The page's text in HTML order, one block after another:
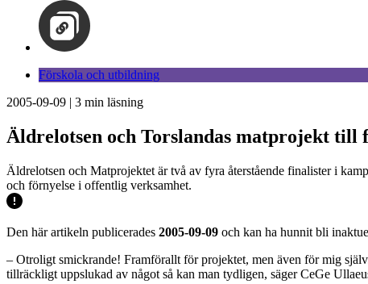
Förskola och utbildning
2005-09-09 | 3 min läsning
Äldrelotsen och Torslandas matprojekt till
Äldrelotsen och Matprojektet är två av fyra återstående finalister i
och förnyelse i offentlig verksamhet.
Den här artikeln publicerades 2005-09-09 och kan ha hunnit bli
– Otroligt smickrande! Framförallt för projektet, men även för mig
tillräckligt uppslukad av något så kan man tydligen, säger CeGe